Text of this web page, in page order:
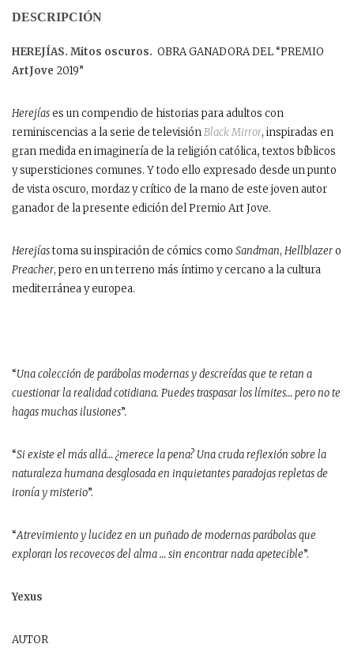
DESCRIPCIÓN
HEREJÍAS. Mitos oscuros. OBRA GANADORA DEL “PREMIO
ArtJove 2019”
Herejíases un compendio de historias para adultos con
reminiscencias a la serie de televisiónBlack Mirror, inspiradas en
gran medida en imaginería de la religión católica, textos bíblicos
y supersticiones comunes. Y todo ello expresado desde un punto
de vista oscuro, mordaz y crítico de la mano de este joven autor
ganador de la presente edición del Premio Art Jove.
Herejíastoma su inspiración de cómics como Sandman, Hellblazero
Preacher, pero en un terreno más íntimo y cercano a la cultura
mediterránea y europea.
“Una colección de parábolas modernas y descreídas que te retan a
cuestionar la realidad cotidiana. Puedes traspasar los límites… pero no te
hagas muchas ilusiones”.
“Si existe el más allá… ¿merece la pena? Una cruda reflexión sobre la
naturaleza humana desglosada en inquietantes paradojas repletas de
ironía y misterio”.
“Atrevimiento y lucidez en un puñado de modernas parábolas que
exploran los recovecos del alma … sin encontrar nada apetecible”.
Yexus
AUTOR